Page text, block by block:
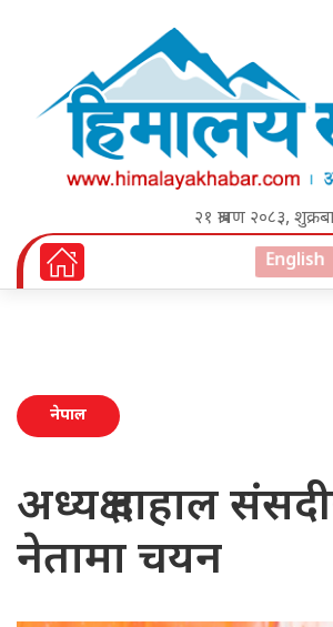
२१ श्रावण २०८३,
English
नेपाल
अध्यक्ष दाहाल
नेतामा चयन